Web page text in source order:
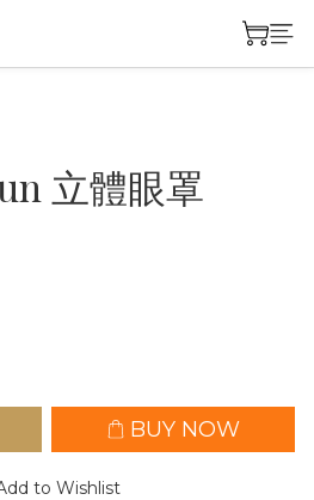
立體眼罩
BUY NOW
to Wishlist